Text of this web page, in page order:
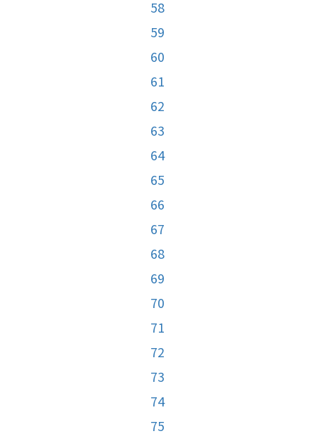
58
59
60
61
62
63
64
65
66
67
68
69
70
71
72
73
74
75